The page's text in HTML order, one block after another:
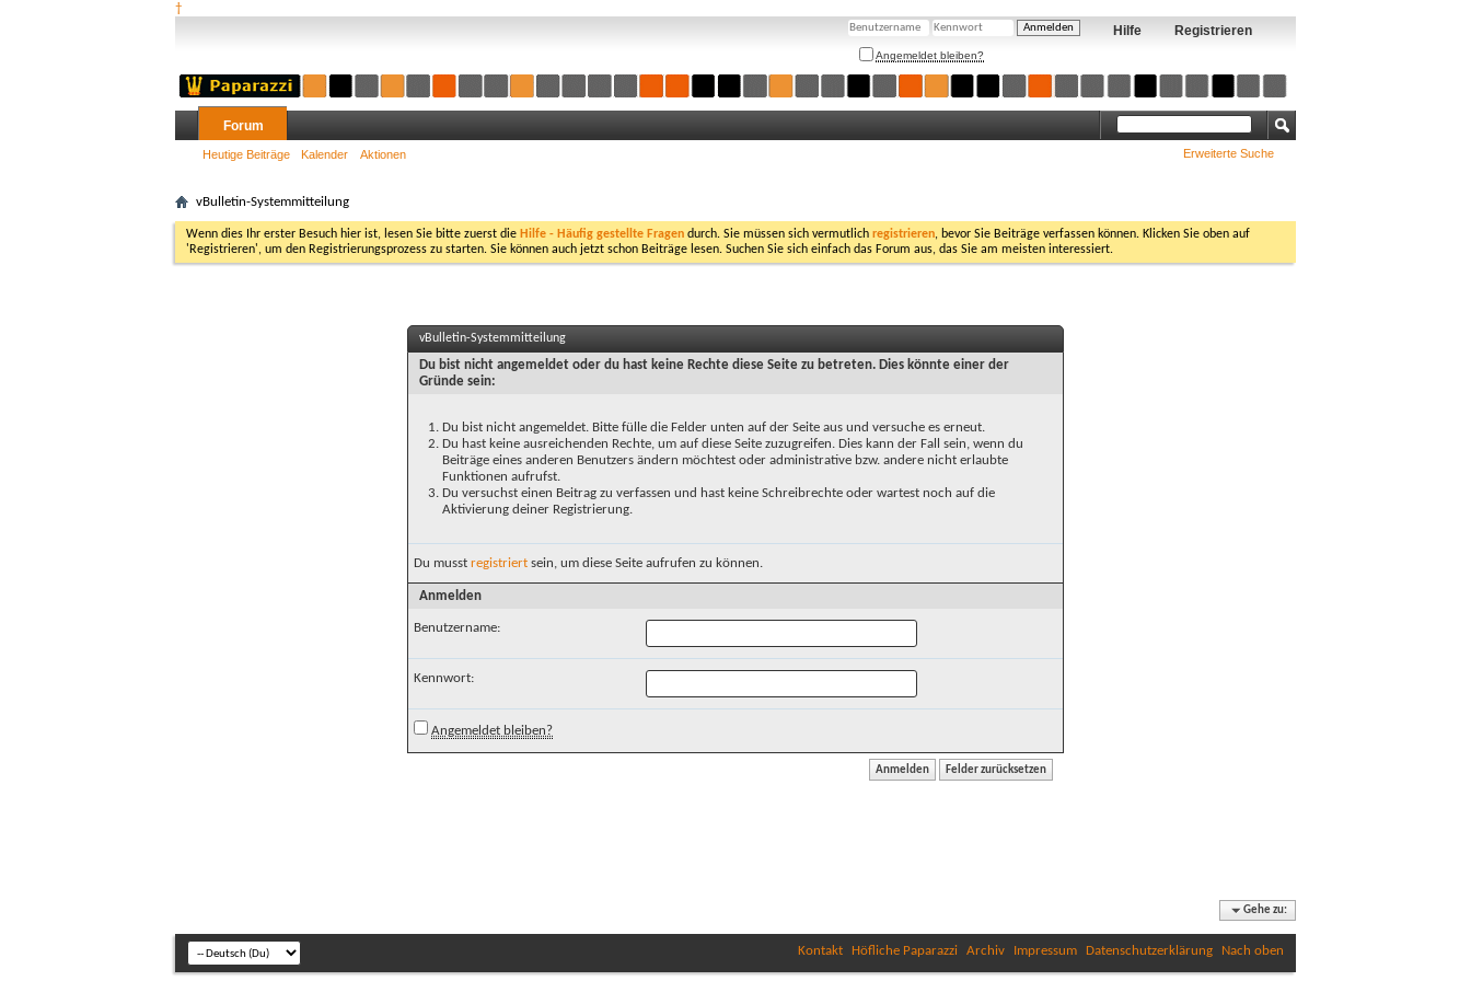
†
Registrieren
Hilfe
Angemeldet bleiben?
Forum
Heutige Beiträge Kalender Aktionen Erweiterte Suche
vBulletin-Systemmitteilung
Wenn dies Ihr erster Besuch hier ist, lesen Sie bitte zuerst die Hilfe - Häufig gestellte Fragen durch. Sie müssen sich vermutlich registrieren, bevor Sie Beiträge verfassen können. Klicken Sie oben auf
'Registrieren', um den Registrierungsprozess zu starten. Sie können auch jetzt schon Beiträge lesen. Suchen Sie sich einfach das Forum aus, das Sie am meisten interessiert.
vBulletin-Systemmitteilung
Du bist nicht angemeldet oder du hast keine Rechte diese Seite zu betreten. Dies könnte einer der
Gründe sein:
Du bist nicht angemeldet. Bitte fülle die Felder unten auf der Seite aus und versuche es erneut.
Du hast keine ausreichenden Rechte, um auf diese Seite zuzugreifen. Dies kann der Fall sein, wenn du
Beiträge eines anderen Benutzers ändern möchtest oder administrative bzw. andere nicht erlaubte
Funktionen aufrufst.
Du versuchst einen Beitrag zu verfassen und hast keine Schreibrechte oder wartest noch auf die
Aktivierung deiner Registrierung.
Du musst registriert sein, um diese Seite aufrufen zu können.
Anmelden
Benutzername:
Kennwort:
Angemeldet bleiben?
Gehe zu:
Kontakt Höfliche Paparazzi Archiv Impressum Datenschutzerklärung Nach oben